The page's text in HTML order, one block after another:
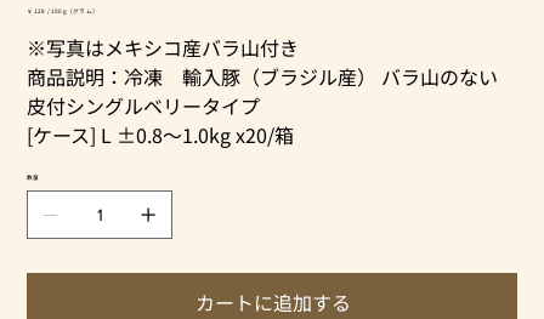
格
￥128
100
g
￥128 / 100g（グラム）
※写真はメキシコ産バラ山付き
商品説明：冷凍 輸入豚（ブラジル産） バラ山のない
皮付シングルベリータイプ
[ケース] L ±0.8～1.0kg x20/箱
数量
カートに追加する